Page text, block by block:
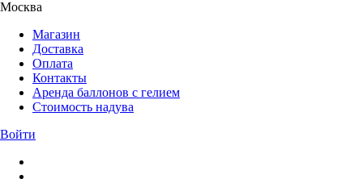
Москва
Магазин
Доставка
Оплата
Контакты
Аренда баллонов с гелием
Стоимость надува
Войти